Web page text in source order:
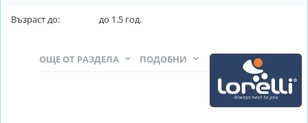
Възраст до: до 1.5 год.
ПОДОБНИ
ОЩЕ ОТ РАЗДЕЛА